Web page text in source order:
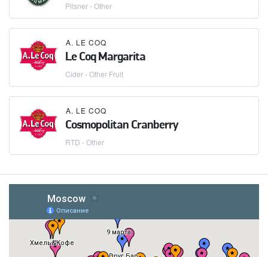
Pilsner - Other
A. LE COQ
Le Coq Margarita
Cider - Other Fruit
A. LE COQ
Cosmopolitan Cranberry
RTD - Other